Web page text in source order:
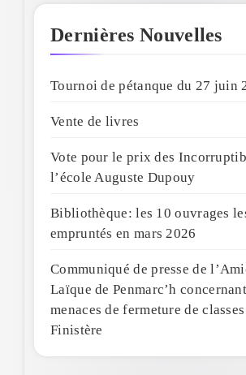
Dernières Nouvelles
Tournoi de pétanque du 27 juin
Vente de livres
Vote pour le prix des
l’école Auguste Dupouy
Bibliothèque: les 10 ouvrages
empruntés en mars 2026
Communiqué de presse de
Laïque de Penmarc’h
menaces de fermeture de
Finistère